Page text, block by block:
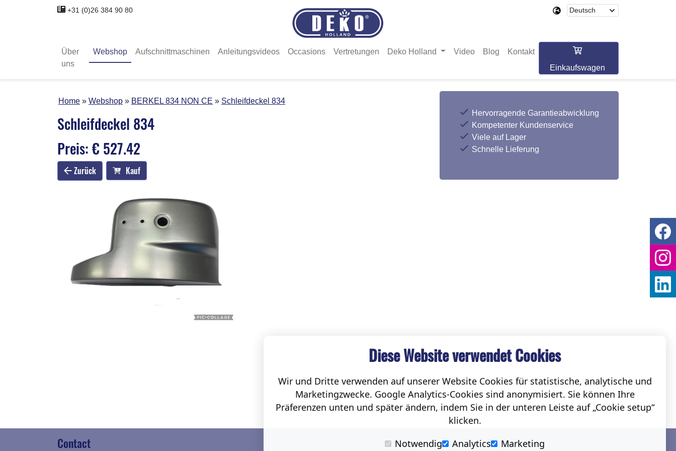
+31 (0)26 384 90 80
Über
uns
Webshop Aufschnittmaschinen Anleitungsvideos Occasions Vertretungen Deko Holland Video Blog
Kontakt
Einkaufswagen
Home Webshop BERKEL 834 NON CE Schleifdeckel 834
Schleifdeckel 834
Preis: € 527.42
Zurück Kauf
Hervorragende Garantieabwicklung
Kompetenter Kundenservice
Viele auf Lager
Schnelle Lieferung
Contact Social
Diese Website verwendet Cookies
Wir und Dritte verwenden auf unserer Website Cookies für statistische, analytische und
Marketingzwecke. Google Analytics-Cookies sind anonymisiert. Sie können Ihre
Präferenzen unten und später ändern, indem Sie in der unteren Leiste auf „Cookie setup“
klicken.
Notwendig
Analytics Marketing